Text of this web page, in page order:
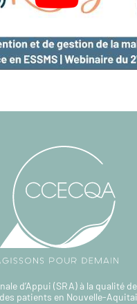
d’Appui (SRA) à la qualité
patients en Nouvelle-